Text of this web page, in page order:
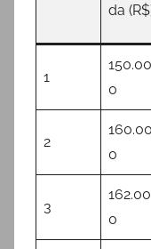
da
1
150.00
0
2
160.00
0
3
162.00
0